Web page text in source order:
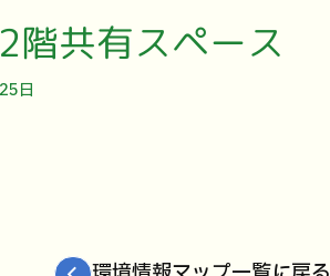
階共有スペース
日